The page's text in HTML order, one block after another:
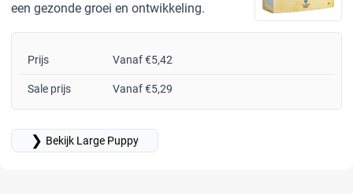
een gezonde groei en ontwikkeling.
Prijs Vanaf €5,42
Sale prijs Vanaf €5,29
❯ Bekijk Large Puppy